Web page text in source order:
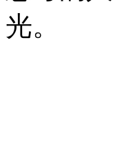
光。